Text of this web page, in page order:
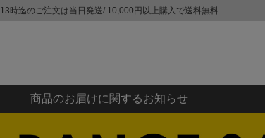
13時迄のご注文は当日発送/ 10,000円以上購入で送料無料
商品のお届けに関するお知らせ